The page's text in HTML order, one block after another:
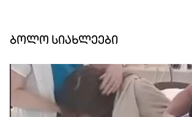
ბოლო სიახლეები